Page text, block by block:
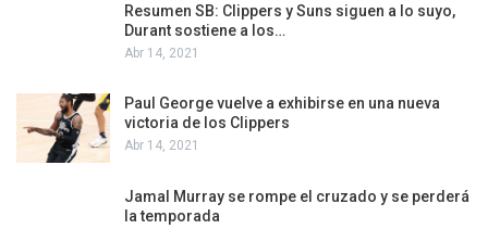
Resumen SB: Clippers y Suns siguen a lo suyo,
Durant sostiene a los…
Abr 14, 2021
Paul George vuelve a exhibirse en una nueva
victoria de los Clippers
Abr 14, 2021
Jamal Murray se rompe el cruzado y se perderá
la temporada